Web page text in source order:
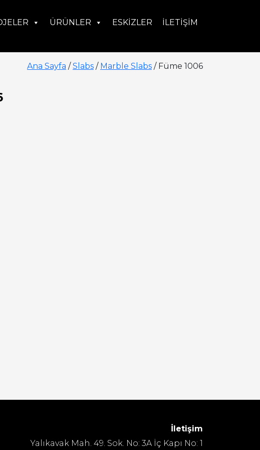
ÜRÜNLER ESKIZLER İLETIŞIM
Ana Sayfa /Slabs / Marble Slabs / Füme 1006
İletişim
Yalıkavak Mah. 49. Sok. No: 3A İç Kapı No: 1